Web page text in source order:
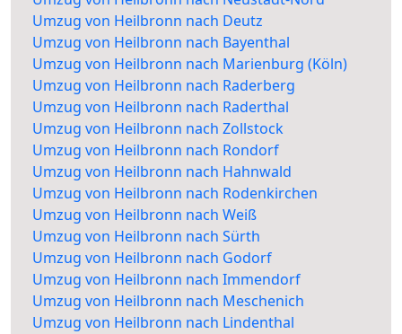
Umzug von Heilbronn nach Deutz
Umzug von Heilbronn nach Bayenthal
Umzug von Heilbronn nach Marienburg (Köln)
Umzug von Heilbronn nach Raderberg
Umzug von Heilbronn nach Raderthal
Umzug von Heilbronn nach Zollstock
Umzug von Heilbronn nach Rondorf
Umzug von Heilbronn nach Hahnwald
Umzug von Heilbronn nach Rodenkirchen
Umzug von Heilbronn nach Weiß
Umzug von Heilbronn nach Sürth
Umzug von Heilbronn nach Godorf
Umzug von Heilbronn nach Immendorf
Umzug von Heilbronn nach Meschenich
Umzug von Heilbronn nach Lindenthal